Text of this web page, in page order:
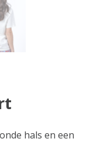
hals en een